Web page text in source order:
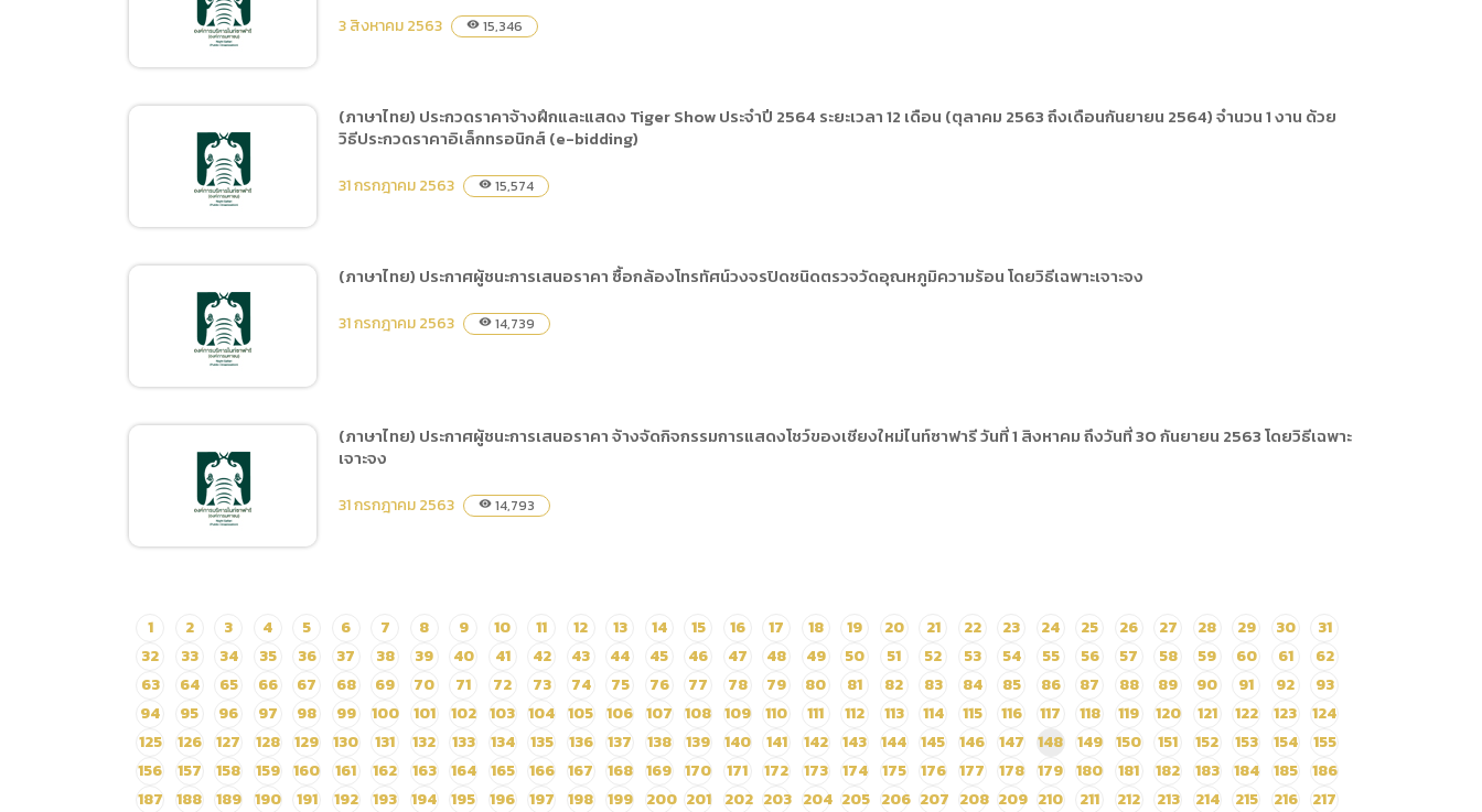
การเสนอราคา ซื้อวัสดุ
การเกษตร โดยวิธีเฉพาะ
เจาะจง
(ภาษาไทย) ประกาศเผยแพร่
แผนการจัดซื้อจัดจ้าง ประจำ
ปีงบประมาณ พ.ศ.2564 ชื่อ
โครงการ จ้างฝึกและแสดง
Night Predators Show
ประจำปี 2564 ระยะเวลา 6
เดือน (1 ตุลาคม 2563 – 31
มีนาคม 2564)
3 สิงหาคม 2563 visibility 15,346
(ภาษาไทย) ประกวดราคาจ้าง
ฝึกและแสดง Tiger Show
ประจำปี 2564 ระยะเวลา 12
เดือน (ตุลาคม 2563 ถึง
เดือนกันยายน 2564)
จำนวน 1 งาน ด้วยวิธี
ประกวดราคาอิเล็กทรอนิกส์
(e-bidding)
(ภาษาไทย) ประกวดราคาจ้างฝึกและแสดง Tiger Show ประจำปี 2564 ระยะเวลา 12 เดือน (ตุลาคม 2563 ถึงเดือนกันยายน 2564) จำนวน 1 งาน ด้วย
วิธีประกวดราคาอิเล็กทรอนิกส์ (e-bidding)
31 กรกฎาคม 2563 visibility 15,574
(ภาษาไทย) ประกาศผู้ชนะ
การเสนอราคา ซื้อกล้อง
โทรทัศน์วงจรปิดชนิดตรวจ
วัดอุณหภูมิความร้อน โดย
(ภาษาไทย) ประกาศผู้ชนะการเสนอราคา ซื้อกล้องโทรทัศน์วงจรปิดชนิดตรวจวัดอุณหภูมิความร้อน โดยวิธีเฉพาะเจาะจง
31 กรกฎาคม 2563 visibility 14,739
(ภาษาไทย) ประกาศผู้ชนะ
การเสนอราคา จ้างจัด
กิจกรรมการแสดงโชว์ของ
เชียงใหม่ไนท์ซาฟารี วันที่ 1
สิงหาคม ถึงวันที่ 30
กันยายน 2563 โดยวิธีเฉพาะ
เจาะจง
(ภาษาไทย) ประกาศผู้ชนะการเสนอราคา จ้างจัดกิจกรรมการแสดงโชว์ของเชียงใหม่ไนท์ซาฟารี วันที่ 1 สิงหาคม ถึงวันที่ 30 กันยายน 2563 โดยวิธีเฉพาะ
เจาะจง
31 กรกฎาคม 2563 visibility 14,793
1 2 3 4 5 6 7 8 9 10 11 12 13 14 15 16 17 18 19 20 21 22 23 24 25 26 27 28 29 30
31
32
33 34 35 36 37 38 39 40 41 42 43 44 45 46 47 48 49 50 51 52 53 54 55 56 57 58 59 60 61
62
63
64 65 66 67 68 69 70 71 72 73 74 75 76 77 78 79 80 81 82 83 84 85 86 87 88 89 90 91 92
93
94
95 96 97 98 99 100 101 102 103 104 105 106 107 108 109 110 111 112 113 114 115 116 117 118 119 120 121 122 123
124
125
126 127 128 129 130 131 132 133 134 135 136 137 138 139 140 141 142 143 144 145 146 147 148 149 150 151 152 153 154
155
156
157 158 159 160 161 162 163 164 165 166 167 168 169 170 171 172 173 174 175 176 177 178 179 180 181 182 183 184 185
186
187
188 189 190 191 192 193 194 195 196 197 198 199 200 201 202 203 204 205 206 207 208 209 210 211 212 213 214 215 216 217